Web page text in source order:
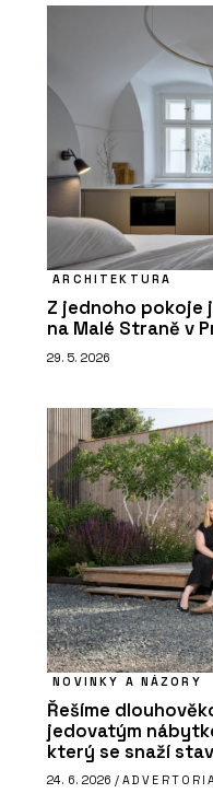
ARCHITEKTURA
Z jednoho pokoje
na Malé Straně v
29. 5. 2026
NOVINKY A NÁZORY
Řešíme
jedovatým
který se snaží
24. 6. 2026 /